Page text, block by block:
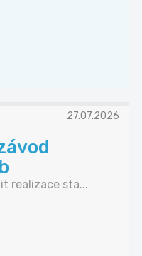
27.07.2026
realizace sta...